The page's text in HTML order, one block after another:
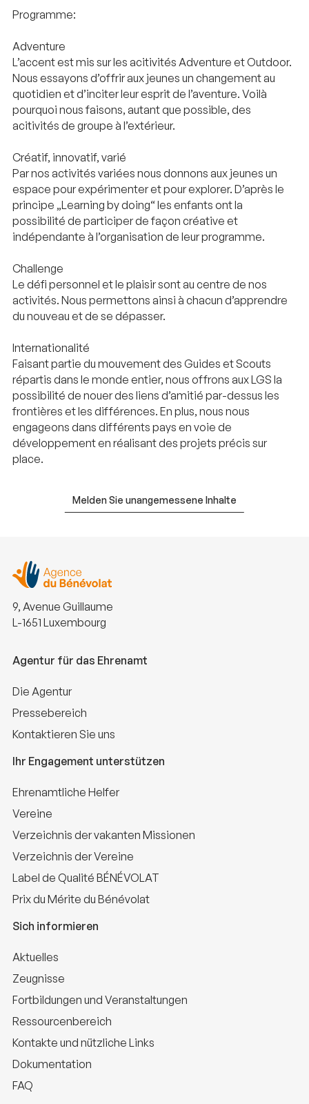
Programme:
Adventure
L’accent est mis sur les acitivités Adventure et Outdoor.
Nous essayons d’offrir aux jeunes un changement au
quotidien et d’inciter leur esprit de l’aventure. Voilà
pourquoi nous faisons, autant que possible, des
acitivités de groupe à l’extérieur.
Créatif, innovatif, varié
Par nos activités variées nous donnons aux jeunes un
espace pour expérimenter et pour explorer. D’après le
principe „Learning by doing“ les enfants ont la
possibilité de participer de façon créative et
indépendante à l’organisation de leur programme.
Challenge
Le défi personnel et le plaisir sont au centre de nos
activités. Nous permettons ainsi à chacun d’apprendre
du nouveau et de se dépasser.
Internationalité
Faisant partie du mouvement des Guides et Scouts
répartis dans le monde entier, nous offrons aux LGS la
possibilité de nouer des liens d’amitié par-dessus les
frontières et les différences. En plus, nous nous
engageons dans différents pays en voie de
développement en réalisant des projets précis sur
place.
Melden Sie unangemessene Inhalte
9, Avenue Guillaume
L-1651 Luxembourg
Agentur für das Ehrenamt
Die Agentur
Pressebereich
Kontaktieren Sie uns
Ihr Engagement unterstützen
Ehrenamtliche Helfer
Vereine
Verzeichnis der vakanten Missionen
Verzeichnis der Vereine
Label de Qualité BÉNÉVOLAT
Prix du Mérite du Bénévolat
Sich informieren
Aktuelles
Zeugnisse
Fortbildungen und Veranstaltungen
Ressourcenbereich
Kontakte und nützliche Links
Dokumentation
FAQ